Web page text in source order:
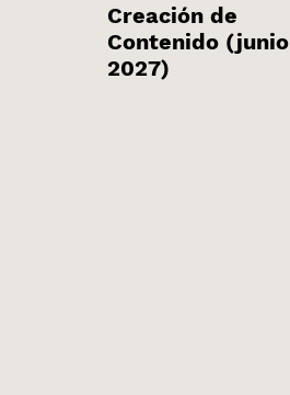
Creación de
Contenido (junio
2027)